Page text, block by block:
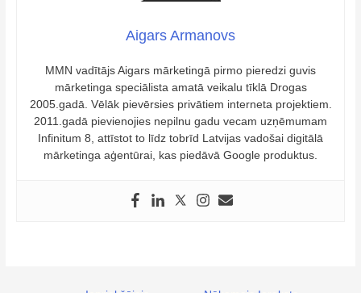
Aigars Armanovs
MMN vadītājs Aigars mārketingā pirmo pieredzi guvis
mārketinga speciālista amatā veikalu tīklā Drogas
2005.gadā. Vēlāk pievērsies privātiem interneta projektiem.
2011.gadā pievienojies nepilnu gadu vecam uzņēmumam
Infinitum 8, attīstot to līdz tobrīd Latvijas vadošai digitālā
mārketinga aģentūrai, kas piedāvā Google produktus.